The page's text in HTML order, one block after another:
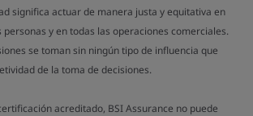
significa actuar de manera justa y equitativa en
personas y en todas las operaciones comerciales.
se toman sin ningún tipo de influencia que
de la toma de decisiones.
acreditado, BSI Assurance no puede